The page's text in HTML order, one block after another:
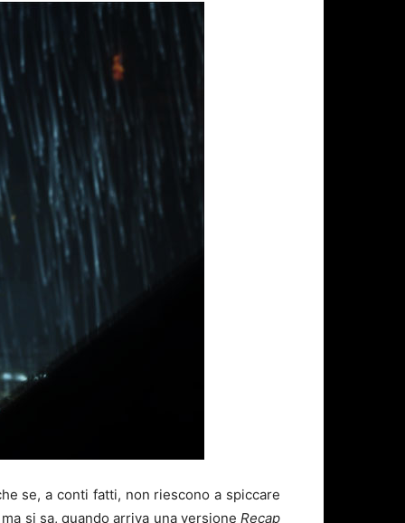
se, a conti fatti, non riescono a spiccare
si sa, quando arriva una versioneRecap